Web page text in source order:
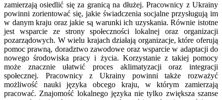
zamierzają osiedlić się za granicą na dłużej. Pracownicy z Ukrainy
powinni zorientować się, jakie świadczenia socjalne przysługują im
w danym kraju oraz jakie są warunki ich uzyskania. Równie istotne
jest wsparcie ze strony społeczności lokalnej oraz organizacji
pozarządowych. W wielu krajach działają organizacje, które oferują
pomoc prawną, doradztwo zawodowe oraz wsparcie w adaptacji do
nowego środowiska pracy i życia. Korzystanie z takiej pomocy
może znacznie ułatwić proces aklimatyzacji oraz integracji
społecznej. Pracownicy z Ukrainy powinni także rozważyć
możliwość nauki języka obcego kraju, w którym zamierzają
pracować. Znajomość lokalnego języka nie tylko zwiększa szanse